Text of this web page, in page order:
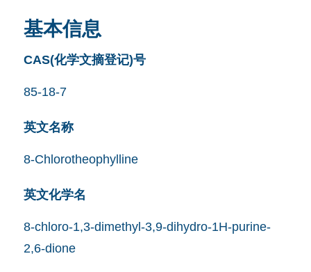
基本信息
CAS(化学文摘登记)号
85-18-7
英文名称
8-Chlorotheophylline
英文化学名
8-chloro-1,3-dimethyl-3,9-dihydro-1H-purine-
2,6-dione